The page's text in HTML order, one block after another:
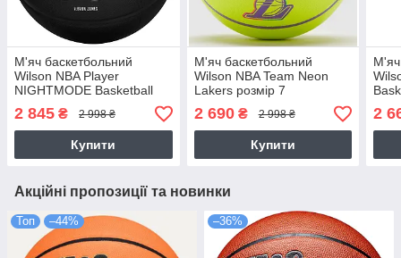
М'яч баскетбольний
Wilson NBA Player
NIGHTMODE Basketball
композитна шкіра
(WZ4026801XB)
2 845 ₴ 2 998 ₴
Купити
М'яч баскетбольний
Wilson NBA Team Neon
Lakers розмір 7
(WZ4037404XB)
2 690₴ 2 998 ₴
Купити
М'яч
2
Акційні пропозиції та новинки
Топ –44% –36%